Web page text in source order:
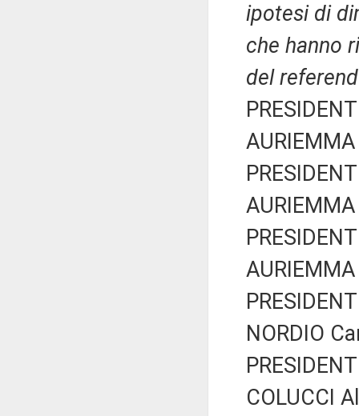
ipotesi di
che hanno
del
NORDIO
COLUCCI